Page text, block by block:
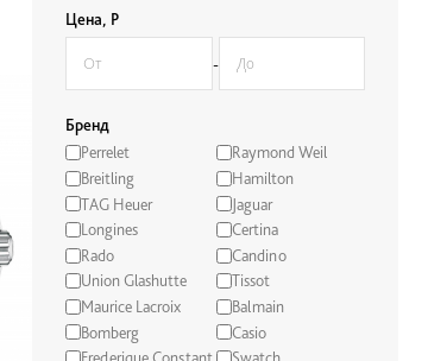
Цена, Р
-
Бренд
Perrelet
Breitling
TAG Heuer
Longines
Rado
Union Glashutte
Maurice Lacroix
Bomberg
Raymond Weil
Hamilton
Jaguar
Certina
Candino
Tissot
Balmain
Casio